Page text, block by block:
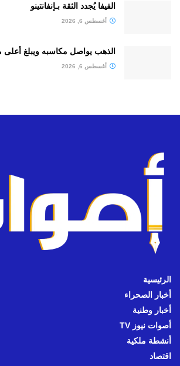
الفيفا يُجدد الثقة بـإنفانتينو
أغسطس 6, 2026
الذهب يواصل مكاسبه ويبلغ أعلى
أغسطس 6, 2026
الرئيسية
أخبار الصحراء
أخبار وطنية
أصوات نيوز TV
أنشطة ملكية
اقتصاد